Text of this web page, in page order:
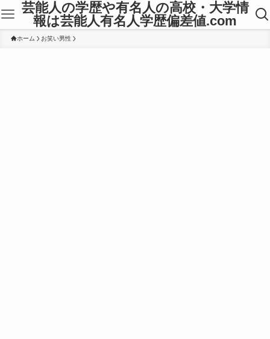
芸能人の学歴や有名人の高校・大学情
報は芸能人有名人学歴偏差値.com
ホーム お笑い男性